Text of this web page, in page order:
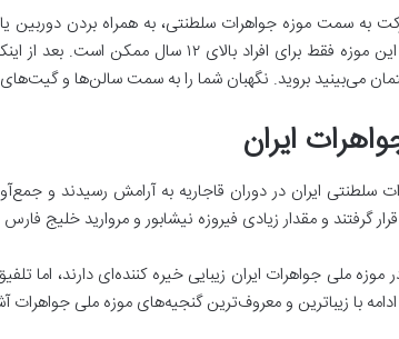
به سمت موزه جواهرات سلطنتی، به همراه بردن
مجموعه را نخواهید داشت. ضمنا ورود به این
می‌بینید بروید. نگهبان شما را به سمت سالن‌ها و گیت‌های
ایران
ایران در دوران قاجاریه به آرامش رسیدند و
گرفتند و مقدار زیادی فیروزه نیشابور و مروارید خلیج
ملی جواهرات ایران زیبایی خیره کننده‌ای دارند، اما
با زیباترین و معروف‌ترین گنجیه‌های موزه ملی جواهرات